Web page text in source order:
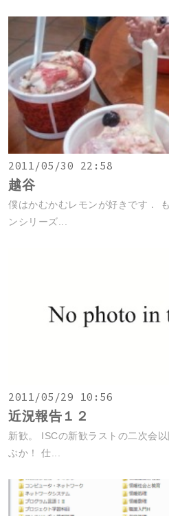
2011/05/30 22:58
越谷
僕はかむかむレモンが好きです．
ンシリーズ...
2011/05/29 10:56
近況報告１２
新歓。 ISCの新歓ラストの二次会
ぶか！ 仕...